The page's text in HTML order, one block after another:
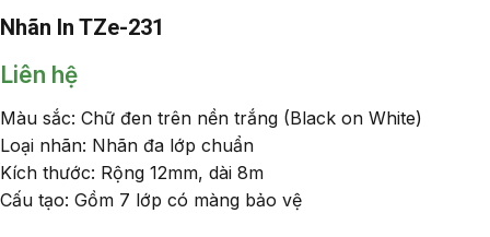
Nhãn In TZe-231
Liên hệ
Màu sắc: Chữ đen trên nền trắng (Black on White)
Loại nhãn: Nhãn đa lớp chuẩn
Kích thước: Rộng 12mm, dài 8m
Cấu tạo: Gồm 7 lớp có màng bảo vệ